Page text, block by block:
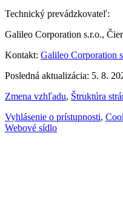
Technický prevádzkovateľ:
Galileo Corporation s.r.o.,
Kontakt: Galileo Corporation
Posledná aktualizácia: 5. 8.
Zmena vzhľadu, Štruktúra
Vyhlásenie o prístupnosti,
Webové sídlo